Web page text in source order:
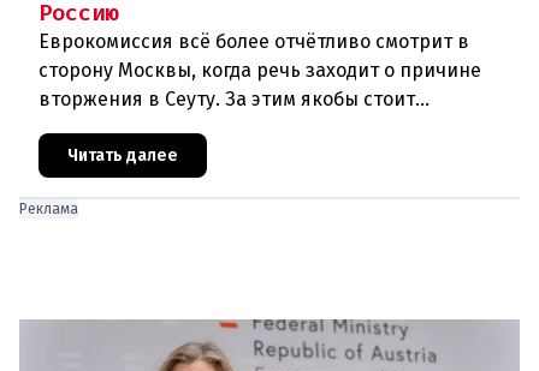
Россию
Еврокомиссия всё более отчётливо смотрит в
сторону Москвы, когда речь заходит о причине
вторжения в Сеуту. За этим якобы стоит
дней около 72 000 человек п
Читать далее
Реклама